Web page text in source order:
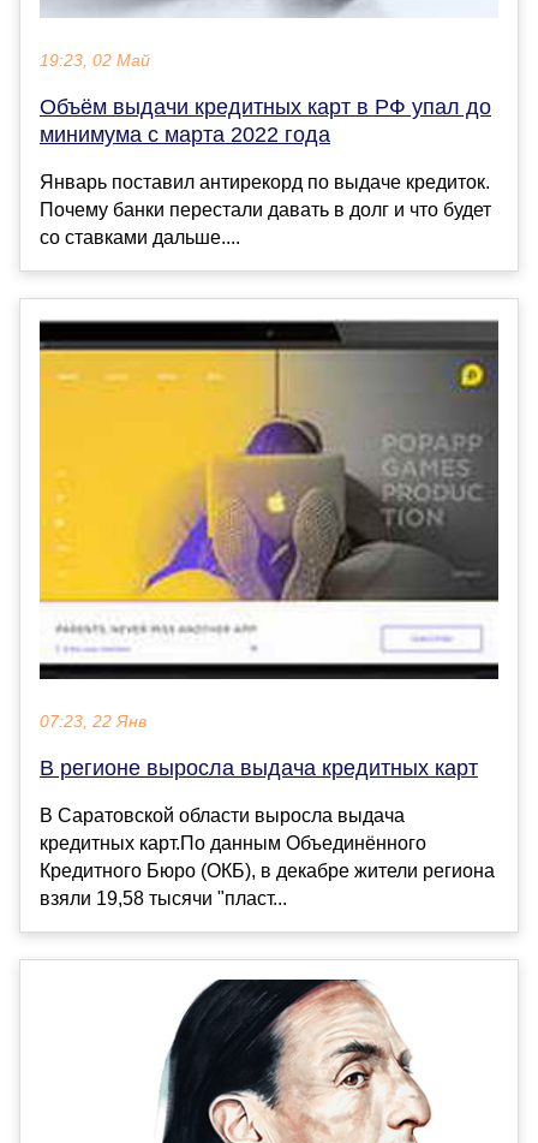
19:23, 02 Май
Объём выдачи кредитных карт в РФ упал до
минимума с марта 2022 года
Январь поставил антирекорд по выдаче кредиток.
Почему банки перестали давать в долг и что будет
со ставками дальше....
07:23, 22 Янв
В регионе выросла выдача кредитных карт
В Саратовской области выросла выдача
кредитных карт.По данным Объединённого
Кредитного Бюро (ОКБ), в декабре жители региона
взяли 19,58 тысячи "пласт...